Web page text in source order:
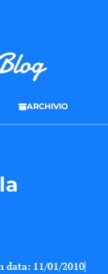
ARCHIVIO
data: 11/01/2010